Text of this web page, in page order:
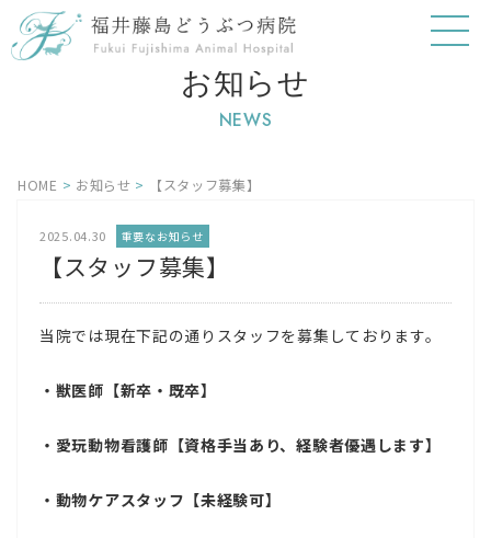
お知らせ
NEWS
HOME > お知らせ > 【スタッフ募集】
2025.04.30 重要なお知らせ
【スタッフ募集】
当院では現在下記の通りスタッフを募集しております。
・獣医師【新卒・既卒】
・愛玩動物看護師【資格手当あり、経験者優遇します】
・動物ケアスタッフ【未経験可】